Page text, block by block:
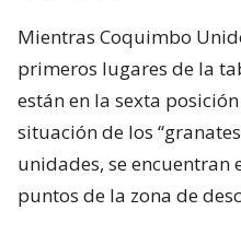
Mientras Coquimbo
primeros lugares de la
están en la sexta
situación de los
unidades, se encuentran
puntos de la zona de